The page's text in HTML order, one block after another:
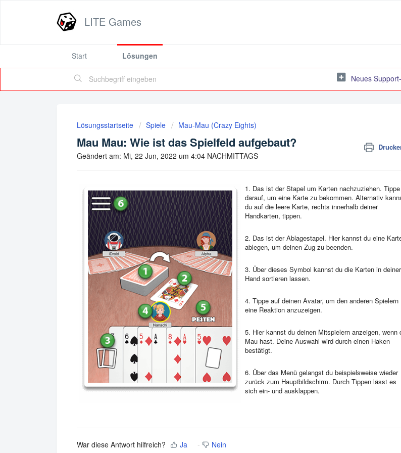
LITE Games
Start Lösungen
Neues
Lösungsstartseite Spiele Mau-Mau (Crazy Eights)
Mau Mau: Wie ist das Spielfeld aufgebaut?
Geändert am: Mi, 22 Jun, 2022 um 4:04 NACHMITTAGS
1. Das ist der Stapel um Karten nachzuziehen. Tippe
darauf, um eine Karte zu bekommen. Alternativ
du auf die leere Karte, rechts innerhalb deiner
Handkarten, tippen.
2. Das ist der Ablagestapel. Hier kannst du eine
ablegen, um deinen Zug zu beenden.
3. Über dieses Symbol kannst du die Karten in deiner
Hand sortieren lassen.
4. Tippe auf deinen Avatar, um den anderen Spielern
eine Reaktion anzuzeigen.
5. Hier kannst du deinen Mitspielern anzeigen, wenn
Mau hast. Deine Auswahl wird durch einen Haken
bestätigt.
6. Über das Menü gelangst du beispielsweise wieder
zurück zum Hauptbildschirm. Durch Tippen lässt es
sich ein- und ausklappen.
War diese Antwort hilfreich? Ja Nein